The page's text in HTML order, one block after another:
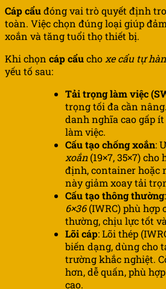
Cáp cẩuđóng vai trò quyết định
toàn. Việc chọn đúng loại giúp
xoắn và tăng tuổi thọ thiết bị.
Khi chọn cáp cẩucho xe cẩu tự
yếu tố sau:
Tải trọng làm việc
trọng tối đa cần
danh nghĩa cao gấp
làm việc.
Cấu tạo chống xoắn:
xoắn(19×7, 35×7) cho
định, container hoặc
này giảm xoay tải
Cấu tạo thông thường:
6×36(IWRC) phù hợp
thường, chịu lực tốt
Lõi cáp: Lõi thép
biến dạng, dùng cho
trường khắc nghiệt.
hơn, dễ quấn, phù
cao.